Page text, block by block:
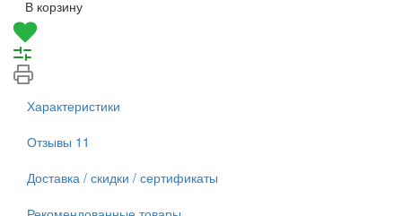
В корзину
Характеристики
Отзывы 11
Доставка / скидки / сертификаты